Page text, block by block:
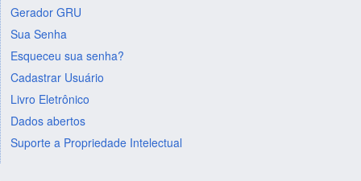
Gerador GRU
Sua Senha
Esqueceu sua senha?
Cadastrar Usuário
Livro Eletrônico
Dados abertos
Suporte a Propriedade Intelectual